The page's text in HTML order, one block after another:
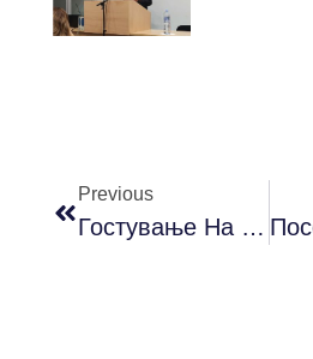
Previous
Гостување На Луис Гарсија Монтеро